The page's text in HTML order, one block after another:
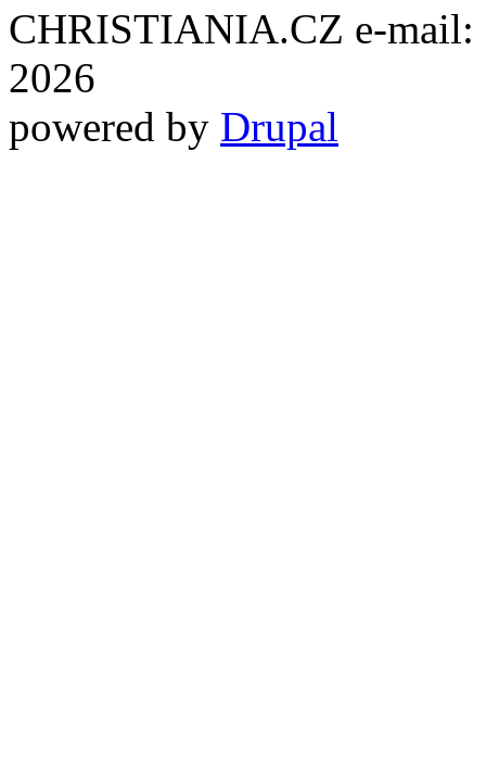
CHRISTIANIA.CZ e-mail:
2026
powered by Drupal